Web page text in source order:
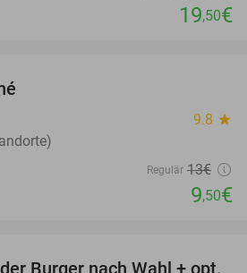
19,50€
9.8 star
Regulär 13€
9,50€
Burger nach Wahl + opt.